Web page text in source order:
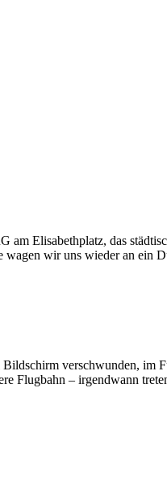
Elisabethplatz, das
wir uns wieder an ein
verschwunden,
Flugbahn – irgendwann